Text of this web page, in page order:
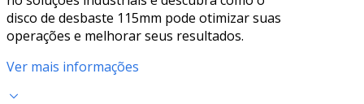
disco de desbaste 115mm pode otimizar suas
operações e melhorar seus resultados.
Ver mais informações